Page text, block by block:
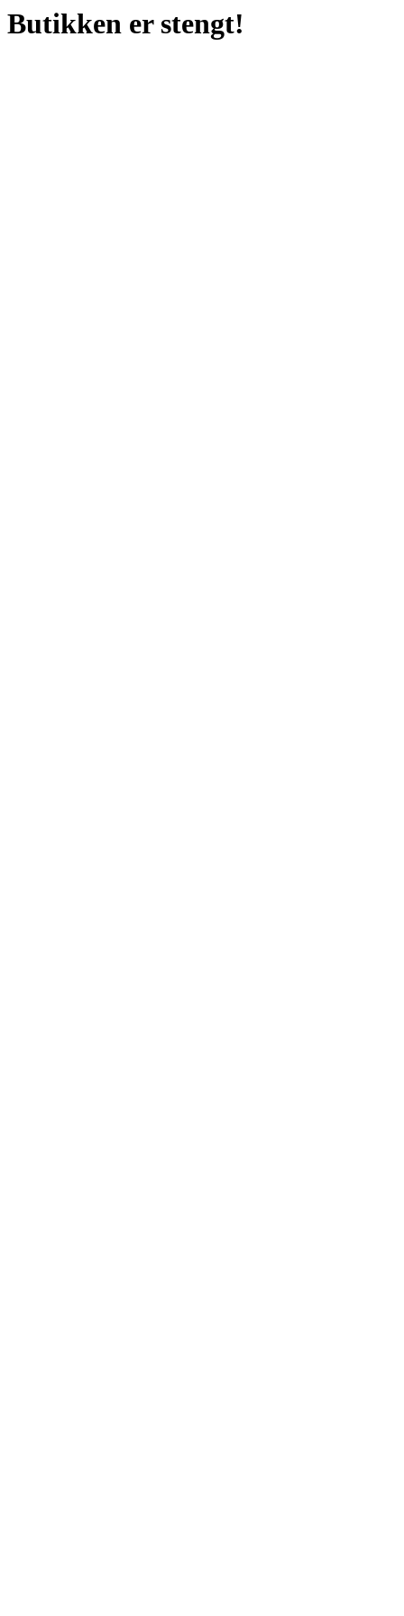
Butikken er stengt!